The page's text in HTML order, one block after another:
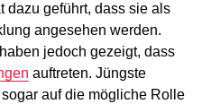
dazu geführt, dass sie als
angesehen werden.
haben jedoch gezeigt, dass
auftreten. Jüngste
auf die mögliche Rolle